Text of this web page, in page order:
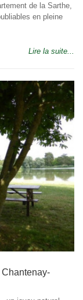
de la Sarthe,
en pleine
Lire la suite...